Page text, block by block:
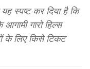
स्पष्ट कर दिया है कि
आगामी गारो हिल्स
के लिए किसे टिकट